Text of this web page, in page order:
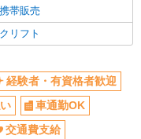
帯販売
リフト
経験者・有資格者歓迎
車通勤OK
交通費支給